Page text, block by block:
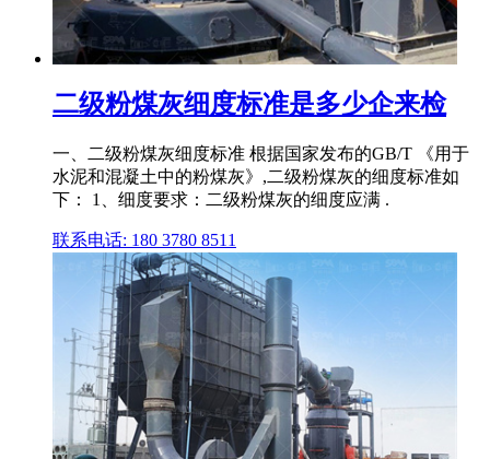
二级粉煤灰细度标准是多少企来检
一、二级粉煤灰细度标准 根据国家发布的GB/T 《用于
水泥和混凝土中的粉煤灰》,二级粉煤灰的细度标准如
下： 1、细度要求：二级粉煤灰的细度应满 .
联系电话: 180 3780 8511